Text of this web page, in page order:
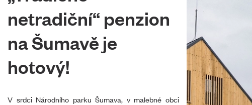
netradiční“ penzion
na Šumavě je
hotový!
V srdci Národního parku Šumava, v malebné obci